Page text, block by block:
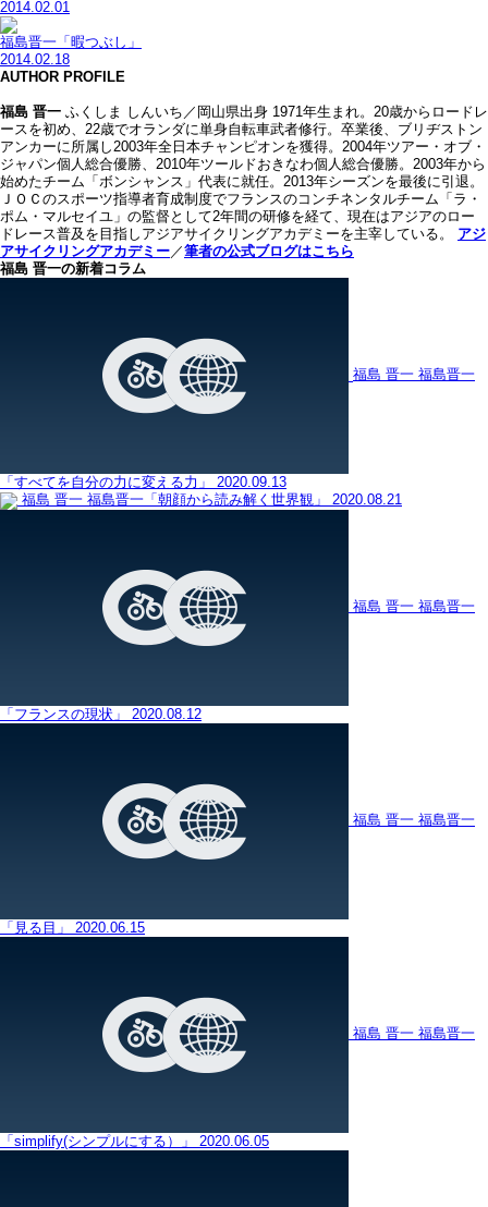
2014.02.01
福島晋一「暇つぶし」
2014.02.18
AUTHOR PROFILE
福島 晋一 ふくしま しんいち／岡山県出身 1971年生まれ。20歳からロードレ
ースを初め、22歳でオランダに単身自転車武者修行。卒業後、ブリヂストン
アンカーに所属し2003年全日本チャンピオンを獲得。2004年ツアー・オブ・
ジャパン個人総合優勝、2010年ツールドおきなわ個人総合優勝。2003年から
始めたチーム「ボンシャンス」代表に就任。2013年シーズンを最後に引退。
ＪＯＣのスポーツ指導者育成制度でフランスのコンチネンタルチーム「ラ・
ポム・マルセイユ」の監督として2年間の研修を経て、現在はアジアのロー
ドレース普及を目指しアジアサイクリングアカデミーを主宰している。 アジ
アサイクリングアカデミー／筆者の公式ブログはこちら
福島 晋一の新着コラム
福島 晋一 福島晋一
「すべてを自分の力に変える力」
2020.09.13
福島 晋一 福島晋一「朝顔から読み解く世界観」 2020.08.21
福島 晋一 福島晋一
「フランスの現状」 2020.08.12
福島 晋一 福島晋一
「見る目」 2020.06.15
福島 晋一 福島晋一
「simplify(シンプルにする）」 2020.06.05